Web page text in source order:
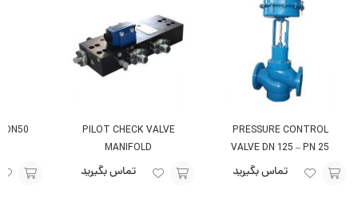
PRESSURE CONTROL
VALVE DN 125 – PN 25
تماس بگیرید
PILOT CHECK VALVE
MANIFOLD
تماس بگیرید
DN50